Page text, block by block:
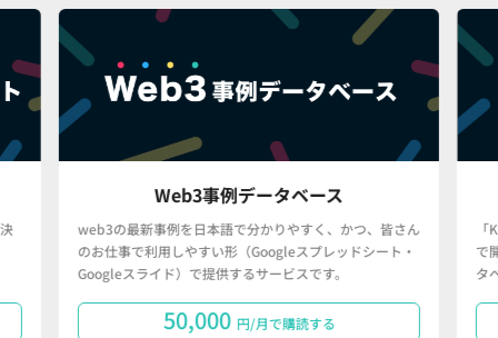
Web3事例データベース
web3の最新事例を日本語で分かりやすく、かつ、皆さん
のお仕事で利用しやすい形（Googleスプレッドシート・
Googleスライド）で提供するサービスです。
50,000 円/月で購読する
で
タ